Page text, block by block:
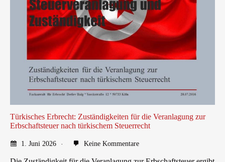
Türkisches Erbrecht: Zuständigkeiten für die Veranlagung zur
Erbschaftsteuer nach türkischem Steuerrecht
1. Juni 2026 Keine Kommentare